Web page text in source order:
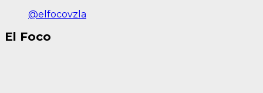
@elfocovzla
El Foco